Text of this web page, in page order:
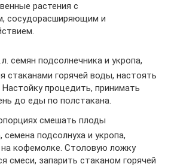
растения с
сосудорасширяющим и
семян подсолнечника и укропа,
стаканами горячей воды, настоять
Настойку процедить, принимать
до еды по полстакана.
смешать плоды
подсолнуха и укропа,
кофемолке. Столовую ложку
смеси, запарить стаканом горячей